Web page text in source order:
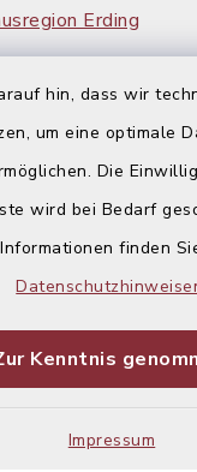
hin, dass wir
um eine optimale
Die
wird bei Bedarf
finden
Kenntnis
Impressum
Erding
Kontakt
Datenschutz
Impressum